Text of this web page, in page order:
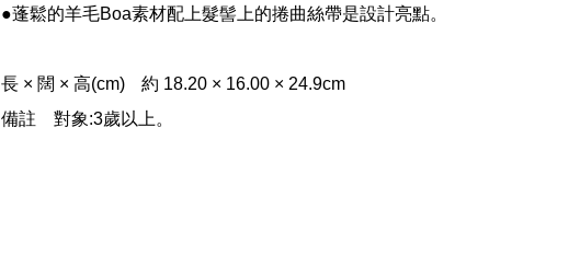
●蓬鬆的羊毛Boa素材配上髮髻上的捲曲絲帶是設計亮點。
長 × 闊 × 高(cm)	約 18.20 × 16.00 × 24.9cm